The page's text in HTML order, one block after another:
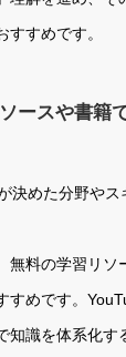
すすめです。
ースや書籍
決めた分野や
無料の学習リソ
すめです。
知識を体系化す